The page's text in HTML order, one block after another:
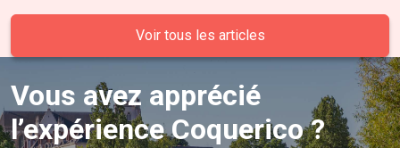
Voir tous les articles
Vous avez apprécié
l’expérience Coquerico ?